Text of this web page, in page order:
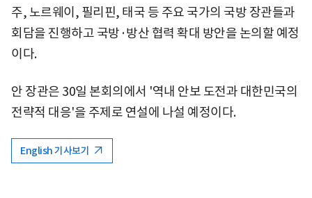
주, 노르웨이, 필리핀, 태국 등 주요 국가의 국방 장관들과
회담을 진행하고 국방·방산 협력 확대 방안을 논의할 예정
이다.
안 장관은 30일 본회의에서 '역내 안보 도전과 대한민국의
전략적 대응'을 주제로 연설에 나설 예정이다.
English 기사보기